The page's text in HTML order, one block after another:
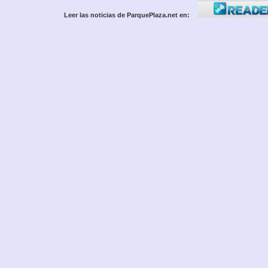
Leer las noticias de ParquePlaza.net en: